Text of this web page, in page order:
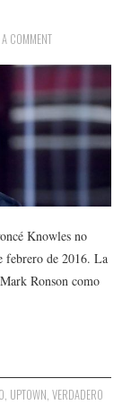
A COMMENT
Knowles no
febrero de 2016. La
Ronson como
, UPTOWN, VERDADERO